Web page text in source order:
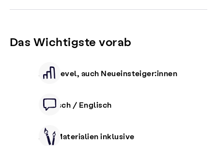
Das Wichtigste vorab
Alle Level, auch Neueinsteiger:innen
Deutsch / Englisch
Alle Materialien inklusive